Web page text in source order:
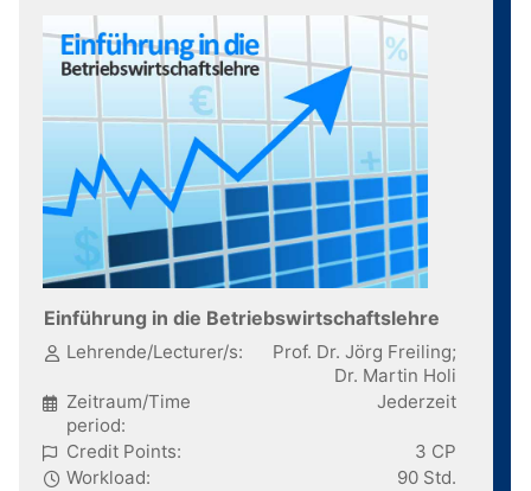
Einführung in die Betriebswirtschaftslehre
Lehrende/Lecturer/s:
Prof. Dr. Jörg Freiling;
Dr. Martin Holi
Zeitraum/Time
period:
Jederzeit
Credit Points:
3 CP
Workload:
90 Std.